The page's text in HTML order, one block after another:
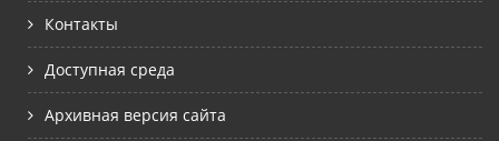
Контакты
Доступная среда
Архивная версия сайта